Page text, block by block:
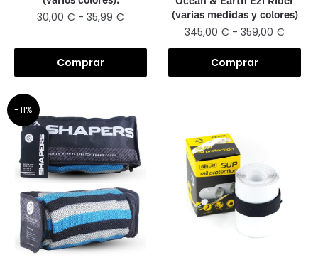
30,00€ - 35,99€
Comprar
(varias medidas y colores)
345,00€ - 359,00€
Comprar
-11%